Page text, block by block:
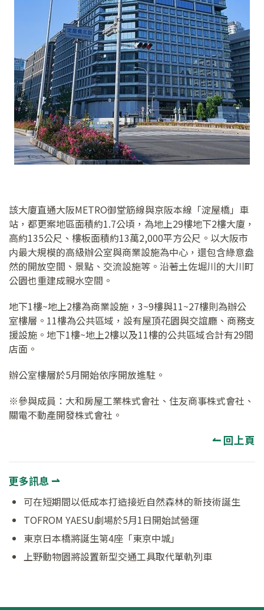
該大廈直通大阪METRO御堂筋線與京阪本線「淀屋橋」車
站，都更案地區面積約1.7公頃，為地上29樓地下2樓大廈，
高約135公尺、樓板面積約13萬2,000平方公尺。以大阪市
内最大規模的高級辦公室與商業設施為中心，還包含綠意盎
然的開放空間、景點、交流設施等。沿著土佐堀川的大川町
公園也重建成親水空間。
地下1樓~地上2樓為商業設施，3~9樓與11~27樓則為辦公
室樓層。11樓為公共區域，設有屋頂花園與交誼廳、商務支
援設施。地下1樓~地上2樓以及11樓的公共區域合計有29間
店面。
辦公室樓層於5月開始依序開放進駐。
※參與成員：大和房屋工業株式會社、住友商事株式會社、
關電不動產開發株式會社。
↼ 回上頁
更多訊息 ⇀
可在短期間以低成本打造接近自然森林的新技術誕生
TOFROM YAESU劇場於5月1日開始試營運
東京日本橋將誕生第4座「東京中城」
上野動物園將設置新型交通工具取代單軌列車